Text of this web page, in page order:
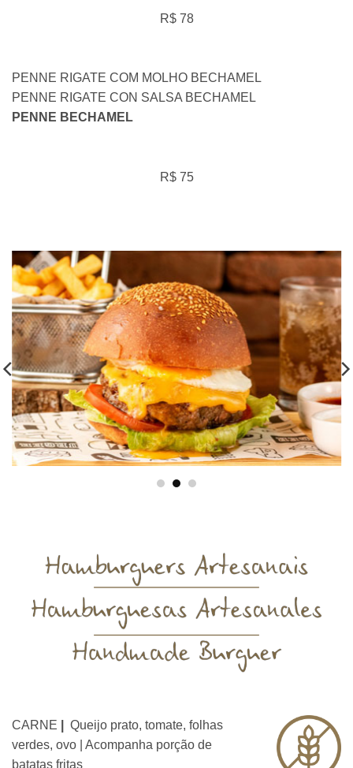
R$ 78
PENNE RIGATE COM MOLHO BECHAMEL
PENNE RIGATE CON SALSA BECHAMEL
PENNE BECHAMEL
R$ 75
CARNE
Queijo prato, tomate, folhas
verdes, ovo | Acompanha porção de
batatas fritas